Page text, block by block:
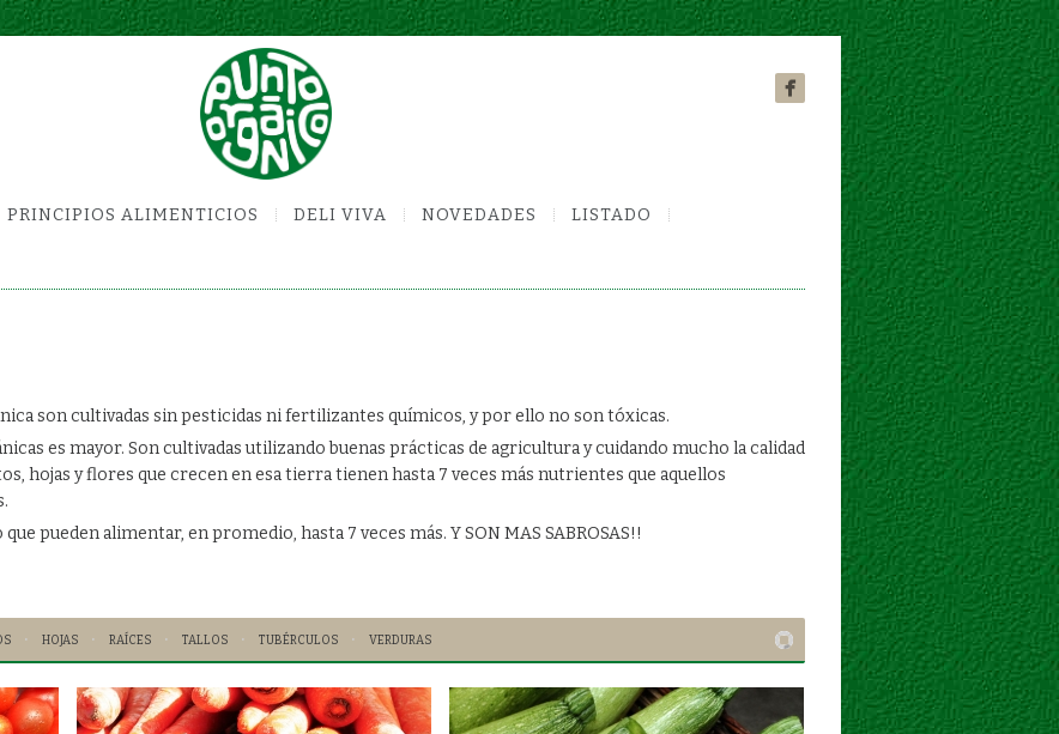
PRINCIPIOS ALIMENTICIOS DELI VIVA NOVEDADES LISTADO
son cultivadas sin pesticidas ni fertilizantes químicos, y por ello no son tóxicas.
es mayor. Son cultivadas utilizando buenas prácticas de agricultura y cuidando mucho la calidad
hojas y flores que crecen en esa tierra tienen hasta 7 veces más nutrientes que aquellos
pueden alimentar, en promedio, hasta 7 veces más. Y SON MAS SABROSAS!!
HOJAS RAÍCES TALLOS TUBÉRCULOS VERDURAS